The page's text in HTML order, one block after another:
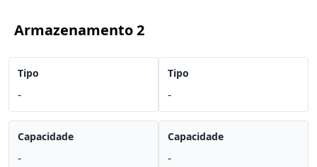
Armazenamento 2
Tipo
-
Capacidade
-
Tipo
-
Capacidade
-